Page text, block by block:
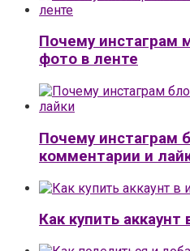
Почему инстаграм
фото в ленте
Почему инстаграм
комментарии и
Как купить аккаунт